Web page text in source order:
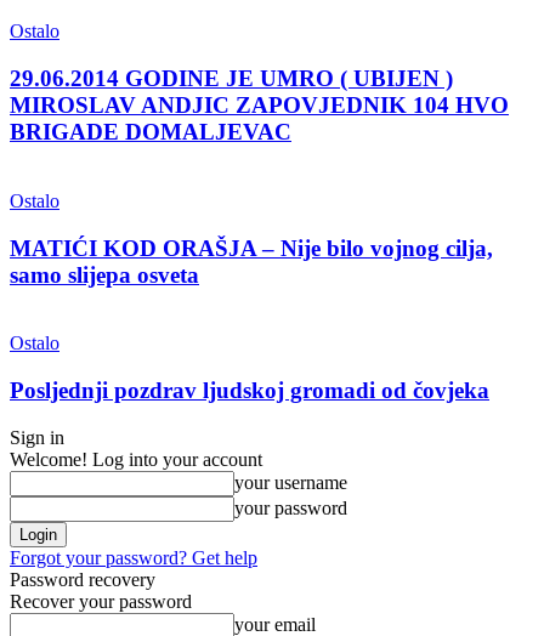
Ostalo
29.06.2014 GODINE JE UMRO ( UBIJEN )
MIROSLAV ANDJIC ZAPOVJEDNIK 104 HVO
BRIGADE DOMALJEVAC
Ostalo
MATIĆI KOD ORAŠJA – Nije bilo vojnog cilja,
samo slijepa osveta
Ostalo
Posljednji pozdrav ljudskoj gromadi od čovjeka
Sign in
Welcome! Log into your account
your username
your password
Forgot your password? Get help
Password recovery
Recover your password
your email